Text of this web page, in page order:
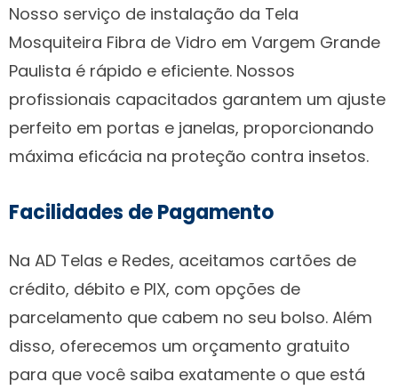
Nosso serviço de instalação da Tela
Mosquiteira Fibra de Vidro em Vargem Grande
Paulista é rápido e eficiente. Nossos
profissionais capacitados garantem um ajuste
perfeito em portas e janelas, proporcionando
máxima eficácia na proteção contra insetos.
Facilidades de Pagamento
Na AD Telas e Redes, aceitamos cartões de
crédito, débito e PIX, com opções de
parcelamento que cabem no seu bolso. Além
disso, oferecemos um orçamento gratuito
para que você saiba exatamente o que está